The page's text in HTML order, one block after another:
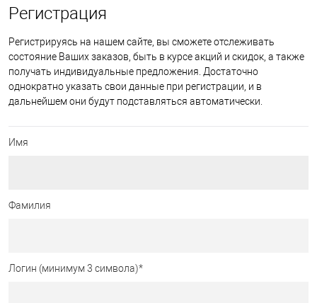
Регистрация
Регистрируясь на нашем сайте, вы сможете отслеживать
состояние Ваших заказов, быть в курсе акций и скидок, а также
получать индивидуальные предложения. Достаточно
однократно указать свои данные при регистрации, и в
дальнейшем они будут подставляться автоматически.
Имя
Фамилия
Логин (минимум 3 символа)*